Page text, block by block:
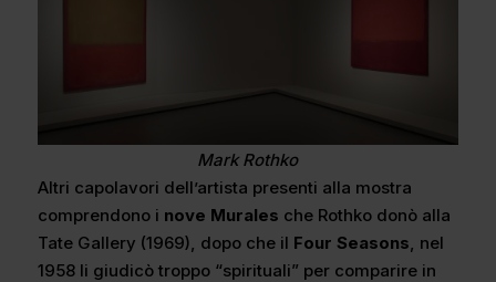
Mark Rothko
Altri capolavori dell’artista presenti alla mostra
comprendono i nove Murales che Rothko donò alla
Tate Gallery (1969), dopo che il Four Seasons , nel
1958 li giudicò troppo “spirituali” per comparire in